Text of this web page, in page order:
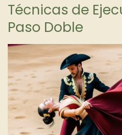
Técnicas de
Paso Doble